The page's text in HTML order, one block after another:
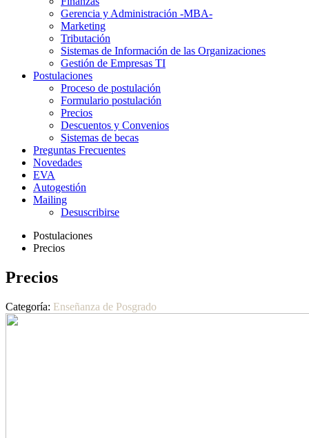
Gerencia y Administración -MBA-
Marketing
Tributación
Sistemas de Información de las Organizaciones
Gestión de Empresas TI
Postulaciones
Proceso de postulación
Formulario postulación
Precios
Descuentos y Convenios
Sistemas de becas
Preguntas Frecuentes
Novedades
EVA
Autogestión
Mailing
Desuscribirse
Postulaciones
Precios
Precios
Categoría: Enseñanza de Posgrado